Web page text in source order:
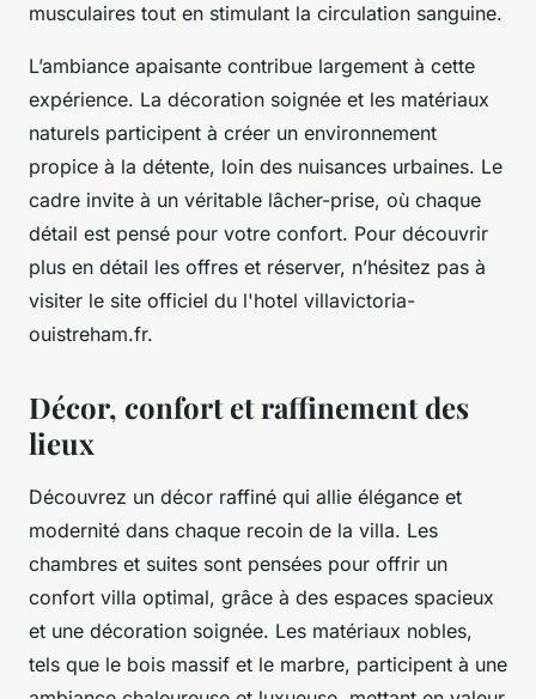
musculaires tout en stimulant la circulation sanguine.
L’ambiance apaisante contribue largement à cette
expérience. La décoration soignée et les matériaux
naturels participent à créer un environnement
propice à la détente, loin des nuisances urbaines. Le
cadre invite à un véritable lâcher-prise, où chaque
détail est pensé pour votre confort. Pour découvrir
plus en détail les offres et réserver, n’hésitez pas à
visiter le site officiel du l'hotel villavictoria-
ouistreham.fr.
Décor, confort et raffinement des
lieux
Découvrez un décor raffiné qui allie élégance et
modernité dans chaque recoin de la villa. Les
chambres et suites sont pensées pour offrir un
confort villa optimal, grâce à des espaces spacieux
et une décoration soignée. Les matériaux nobles,
tels que le bois massif et le marbre, participent à une